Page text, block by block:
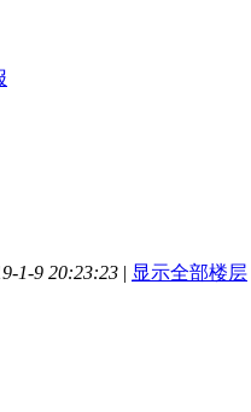
1-9 20:23:23 | 显示全部楼层